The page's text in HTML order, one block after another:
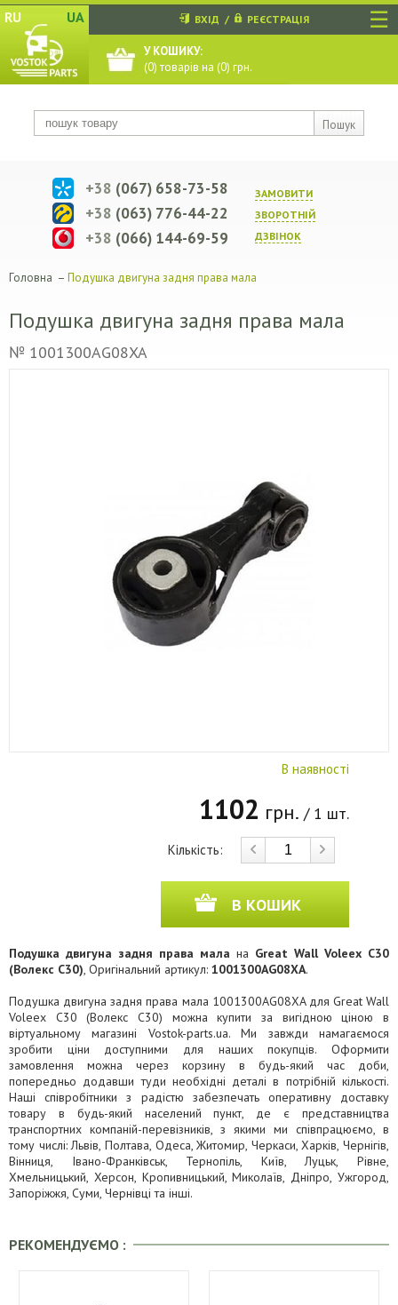
☰
RU UA
Пошук
ВХІД / РЕЄСТРАЦІЯ
У КОШИКУ:
(0) товарів на (0) грн.
ЗАМОВИТИ
ЗВОРОТНIЙ
ДЗВIНОК
+38 (067) 658-73-58
+38 (063) 776-44-22
+38 (066) 144-69-59
Головна – Подушка двигуна задня права мала
Подушка двигуна задня права мала
№ 1001300AG08XA
В наявності
1102 грн. / 1 шт.
Кількість:
В КОШИК
Подушка двигуна задня права мала на Great Wall Voleex C30
(Волекс C30), Оригінальний артикул: 1001300AG08XA.
Подушка двигуна задня права мала 1001300AG08XA для Great Wall
Voleex C30 (Волекс C30) можна купити за вигідною ціною в
віртуальному магазині Vostok-parts.ua. Ми завжди намагаємося
зробити ціни доступними для наших покупців. Оформити
замовлення можна через корзину в будь-який час доби,
попередньо додавши туди необхідні деталі в потрібній кількості.
Наші співробітники з радістю забезпечать оперативну доставку
товару в будь-який населений пункт, де є представництва
транспортних компаній-перевізників, з якими ми співпрацюємо, в
тому числі: Львів, Полтава, Одеса, Житомир, Черкаси, Харків, Чернігів,
Вінниця, Івано-Франківськ, Тернопіль, Київ, Луцьк, Рівне,
Хмельницький, Херсон, Кропивницький, Миколаїв, Дніпро, Ужгород,
Запоріжжя, Суми, Чернівці та інші.
РЕКОМЕНДУЄМО :